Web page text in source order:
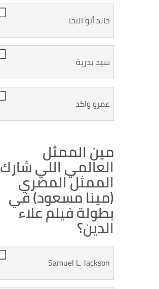
خالد أبو النجا
سيد بدرية
عمرو واكد
مين الممثل
العالمي اللي شارك
الممثل المصري
(مينا مسعود) في
بطولة فيلم علاء
الدين؟
Samuel L. Jackson